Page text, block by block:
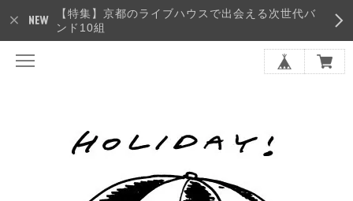
【特集】京都のライブハウスで出会える次世代バ
ンド10組